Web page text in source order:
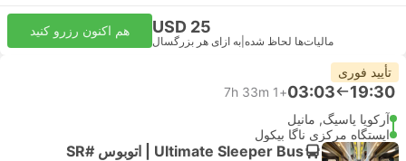
USD 25
مالیات‌ها لحاظ شده به ازای هر بزرگسال
هم اکنون رزرو کنید
تأیید فوری
19:30
03:03
+1
7h 33m
آرکویا پاسیگ, مانیل
ایستگاه مرکزی ناگا بیکول
Ultimate Sleeper Bus | اتوبوس #SR